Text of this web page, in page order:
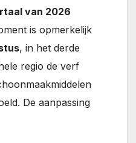
van 2026
is opmerkelijk
, in het derde
regio de verf
De aanpassing